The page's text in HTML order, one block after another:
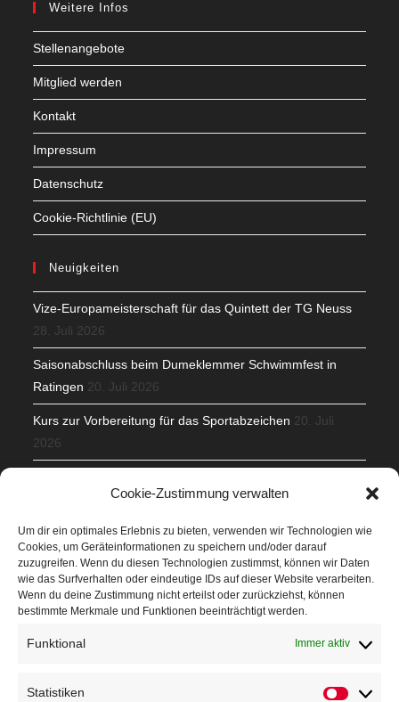
Cookie-Zustimmung verwalten
Um dir ein optimales Erlebnis zu bieten, verwenden wir Technologien wie
Cookies, um Geräteinformationen zu speichern und/oder darauf
zuzugreifen. Wenn du diesen Technologien zustimmst, können wir Daten
wie das Surfverhalten oder eindeutige IDs auf dieser Website verarbeiten.
Wenn du deine Zustimmung nicht erteilst oder zurückziehst, können
bestimmte Merkmale und Funktionen beeinträchtigt werden.
Funktional Immer aktiv
Statistiken
Weitere Infos
Stellenangebote
Mitglied werden
Kontakt
Impressum
Datenschutz
Cookie-Richtlinie (EU)
Neuigkeiten
Vize-Europameisterschaft für das Quintett der TG Neuss
28. Juli 2026
Saisonabschluss beim Dumeklemmer Schwimmfest in
Ratingen 20. Juli 2026
Kurs zur Vorbereitung für das Sportabzeichen 20. Juli
2026
Veranstaltungen
Höffner Run